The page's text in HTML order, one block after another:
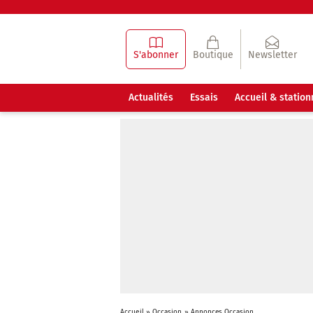
S'abonner Boutique Newsletter
Actualités Essais Accueil &